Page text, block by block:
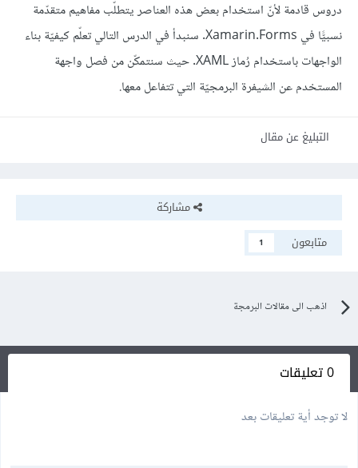
دروس قادمة لأنّ استخدام بعض هذه العناصر يتطلّب مفاهيم متقدّمة
نسبيًّا في Xamarin.Forms. سنبدأ في الدرس التالي تعلّم كيفيّة بناء
الواجهات باستخدام رُماز XAML. حيث سنتمكّن من فصل واجهة
المستخدم عن الشيفرة البرمجيّة التي تتفاعل معها.
التبليغ عن مقال
مشاركة
متابعون
1
اذهب الى مقالات البرمجة
0 تعليقات
لا توجد أية تعليقات بعد